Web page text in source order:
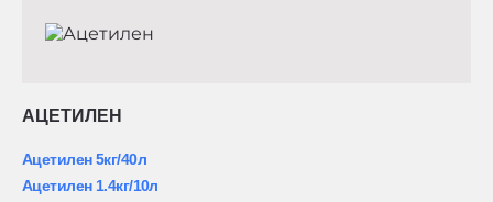
АЦЕТИЛЕН
Ацетилен 5кг/40л
Ацетилен 1.4кг/10л